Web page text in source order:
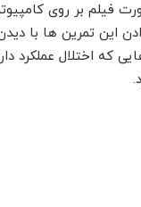
فیلم بر روی
این تمرین ها با
که اختلال عملکرد